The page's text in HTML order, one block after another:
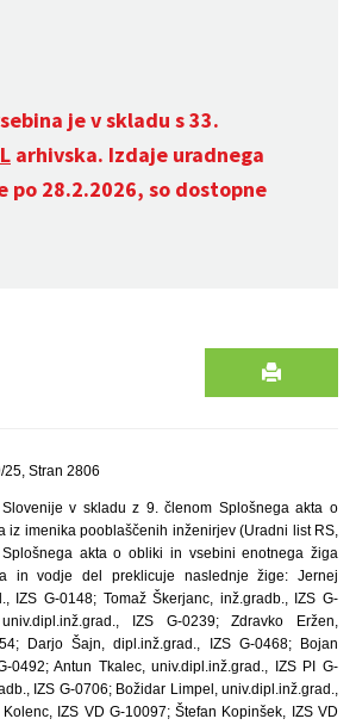
je v skladu s 33.
arhivska. Izdaje uradnega
po 28.2.2026, so dostopne
Stran 2806
Slovenije v skladu z 9. členom Splošnega akta o
iz imenika pooblaščenih inženirjev (Uradni list RS,
akta o obliki in vsebini enotnega žiga
in vodje del preklicuje naslednje žige: Jernej
IZS G-0148; Tomaž Škerjanc, inž.gradb., IZS G-
IZS G-0239; Zdravko Eržen,
Darjo Šajn, dipl.inž.grad., IZS G-0468; Bojan
0492; Antun Tkalec, univ.dipl.inž.grad., IZS PI G-
IZS G-0706; Božidar Limpel, univ.dipl.inž.grad.,
IZS VD G-10097; Štefan Kopinšek, IZS VD